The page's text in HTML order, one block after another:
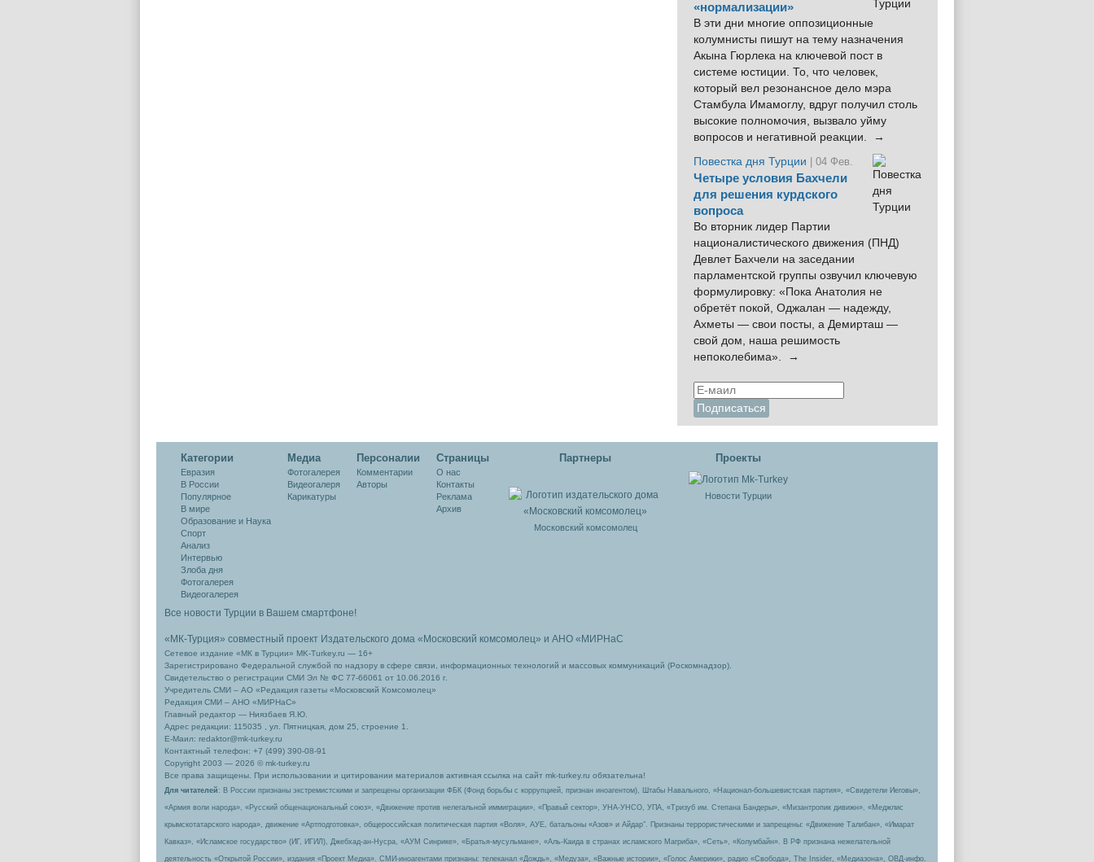
«нормализации»
В эти дни многие оппозиционные
колумнисты пишут на тему назначения
Акына Гюрлека на ключевой пост в
системе юстиции. То, что человек,
который вел резонансное дело мэра
Стамбула Имамоглу, вдруг получил столь
высокие полномочия, вызвало уйму
вопросов и негативной реакции. →
Повестка дня Турции
| 04 Фев.
Четыре условия Бахчели
для решения курдского
вопроса
Во вторник лидер Партии
националистического движения (ПНД)
Девлет Бахчели на заседании
парламентской группы озвучил ключевую
формулировку: «Пока Анатолия не
обретёт покой, Оджалан — надежду,
Ахметы — свои посты, а Демирташ —
свой дом, наша решимость
непоколебима». →
Категории
Евразия
В России
Популярное
В мире
Образование и Наука
Спорт
Анализ
Интервью
Злоба дня
Фотогалерея
Видеогалерея
Медиа
Фотогалерея
Видеогалеря
Карикатуры
Персоналии
Комментарии
Авторы
Cтраницы
О нас
Контакты
Реклама
Архив
Партнеры
Московский комсомолец
Проекты
Новости Турции
Все новости Турции в Вашем смартфоне!
«МК-Турция» совместный проект Издательского дома «Московский комсомолец» и АНО «МИРНаС
Сетевое издание «МК в Турции» MK-Turkey.ru — 16+
Зарегистрировано Федеральной службой по надзору в сфере связи, информационных технологий и массовых коммуникаций (Роскомнадзор).
Свидетельство о регистрации СМИ Эл № ФС 77-66061 от 10.06.2016 г.
Учредитель СМИ – АО «Редакция газеты «Московский Комсомолец»
Редакция СМИ – АНО «МИРНаС»
Главный редактор — Ниязбаев Я.Ю.
Адрес редакции: 115035 , ул. Пятницкая, дом 25, строение 1.
Е-Маил: redaktor@mk-turkey.ru
Контактный телефон: +7 (499) 390-08-91
Copyright 2003 — 2026 © mk-turkey.ru
Все права защищены. При использовании и цитировании материалов активная ссылка на сайт mk-turkey.ru обязательна!
Для читателей : В России признаны экстремистскими и запрещены организации ФБК (Фонд борьбы с коррупцией, признан иноагентом), Штабы Навального, «Национал-большевистская партия», «Свидетели Иеговы»,
«Армия воли народа», «Русский общенациональный союз», «Движение против нелегальной иммиграции», «Правый сектор», УНА-УНСО, УПА, «Тризуб им. Степана Бандеры», «Мизантропик дивижн», «Меджлис
крымскотатарского народа», движение «Артподготовка», общероссийская политическая партия «Воля», АУЕ, батальоны «Азов» и Айдар″. Признаны террористическими и запрещены: «Движение Талибан», «Имарат
Кавказ», «Исламское государство» (ИГ, ИГИЛ), Джебхад-ан-Нусра, «АУМ Синрике», «Братья-мусульмане», «Аль-Каида в странах исламского Магриба», «Сеть», «Колумбайн». В РФ признана нежелательной
деятельность «Открытой России», издания «Проект Медиа». СМИ-иноагентами признаны: телеканал «Дождь», «Медуза», «Важные истории», «Голос Америки», радио «Свобода», The Insider, «Медиазона», ОВД-инфо.